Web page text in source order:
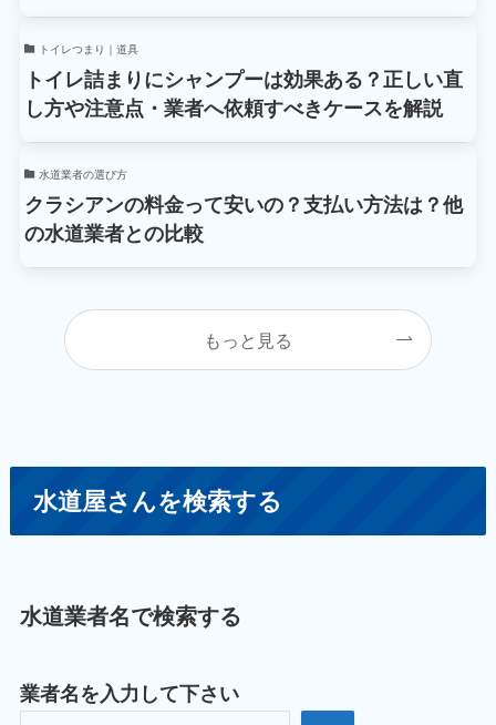
トイレつまり｜道具
トイレ詰まりにシャンプーは効果ある？正しい直
し方や注意点・業者へ依頼すべきケースを解説
水道業者の選び方
クラシアンの料金って安いの？支払い方法は？他
の水道業者との比較
もっと見る
水道屋さんを検索する
水道業者名で検索する
業者名を入力して下さい